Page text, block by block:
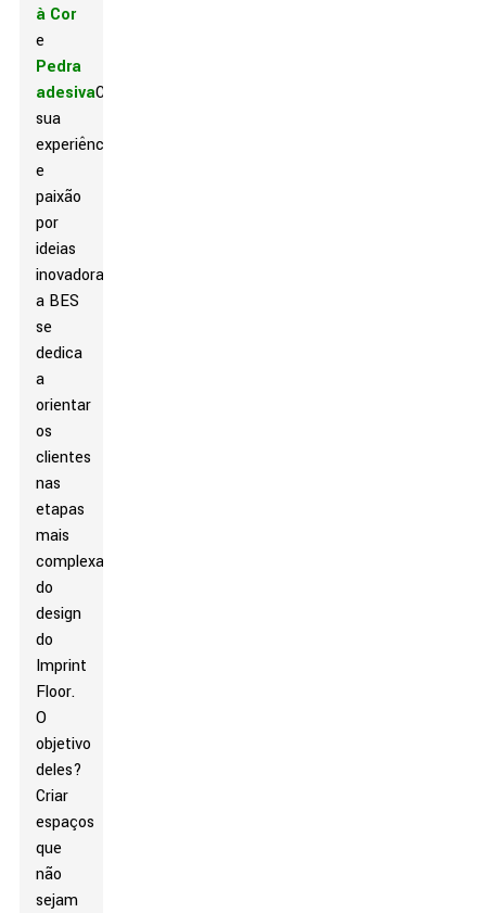
à Cor
e
Pedra
adesivaCom
sua
experiência
e
paixão
por
ideias
inovadoras,
a BES
se
dedica
a
orientar
os
clientes
nas
etapas
mais
complexas
do
design
do
Imprint
Floor.
O
objetivo
deles?
Criar
espaços
que
não
sejam